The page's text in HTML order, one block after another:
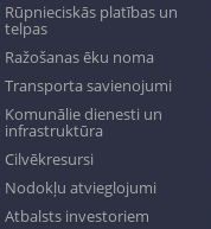
Rūpnieciskās platības un
telpas
Ražošanas ēku noma
Transporta savienojumi
Komunālie dienesti un
infrastruktūra
Cilvēkresursi
Nodokļu atvieglojumi
Atbalsts investoriem